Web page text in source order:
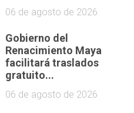
06 de agosto de 2026
Gobierno del
Renacimiento Maya
facilitará traslados
gratuito...
06 de agosto de 2026